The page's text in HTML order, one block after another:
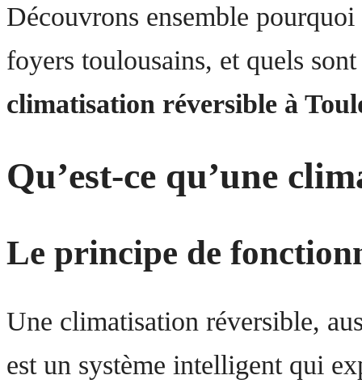
Découvrons ensemble
foyers toulousains, et quels
climatisation réversible à
Qu’est-ce qu’une
Le principe de
Une climatisation réversible,
est un système intelligent qui